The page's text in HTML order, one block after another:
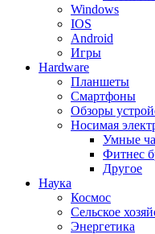
Windows
IOS
Android
Игры
Hardware
Планшеты
Смартфоны
Обзоры
Носимая
Умные
Фитнес
Другое
Наука
Космос
Сельское
Энергетика